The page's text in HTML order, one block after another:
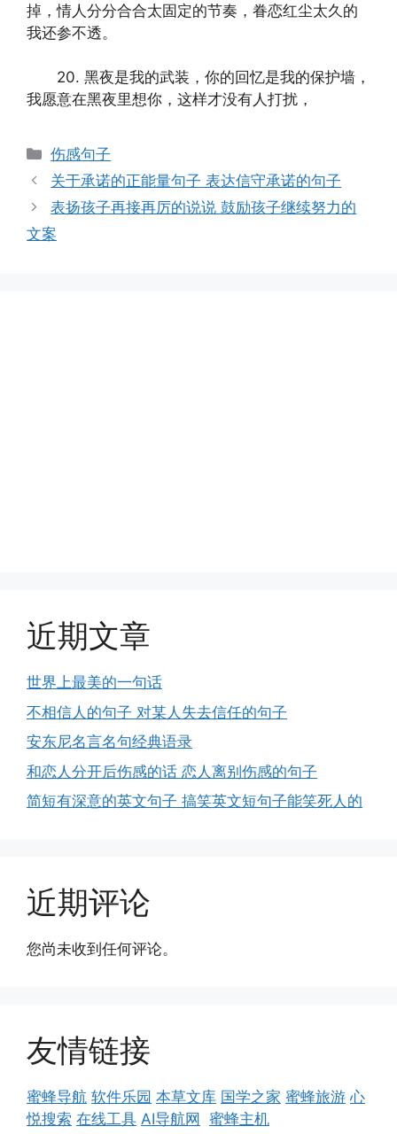
掉，情人分分合合太固定的节奏，眷恋红尘太久的
我还参不透。
20. 黑夜是我的武装，你的回忆是我的保护墙，
我愿意在黑夜里想你，这样才没有人打扰，
分
类
伤感句子
关于承诺的正能量句子 表达信守承诺的句子
表扬孩子再接再厉的说说 鼓励孩子继续努力的
文案
近期文章
世界上最美的一句话
不相信人的句子 对某人失去信任的句子
安东尼名言名句经典语录
和恋人分开后伤感的话 恋人离别伤感的句子
简短有深意的英文句子 搞笑英文短句子能笑死人的
近期评论
您尚未收到任何评论。
友情链接
蜜蜂导航 软件乐园 本草文库 国学之家 蜜蜂旅游 心
悦搜索 在线工具 AI导航网 蜜蜂主机